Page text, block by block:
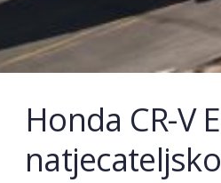
Honda CR-V